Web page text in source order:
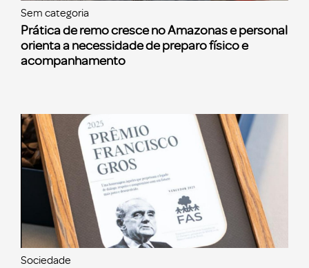
Sem categoria
Prática de remo cresce no Amazonas e personal
orienta a necessidade de preparo físico e
acompanhamento
Sociedade